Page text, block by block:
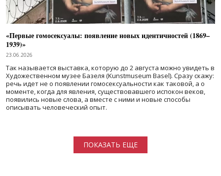
«Первые гомосексуалы: появление новых идентичностей (1869–
1939)»
23.06.2026
Так называется выставка, которую до 2 августа можно увидеть в
Художественном музее Базеля (Kunstmuseum Basel). Сразу скажу:
речь идет не о появлении гомосексуальности как таковой, а о
моменте, когда для явления, существовавшего испокон веков,
появились новые слова, а вместе с ними и новые способы
описывать человеческий опыт.
ПОКАЗАТЬ ЕЩЕ